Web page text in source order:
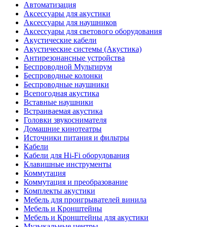
Автоматизация
Аксессуары для акустики
Аксессуары для наушников
Аксессуары для светового оборудования
Акустические кабели
Акустические системы (Акустика)
Антирезонансные устройства
Беспроводной Мультирум
Беспроводные колонки
Беспроводные наушники
Всепогодная акустика
Вставные наушники
Встраиваемая акустика
Головки звукоснимателя
Домашние кинотеатры
Источники питания и фильтры
Кабели
Кабели для Hi-Fi оборудования
Клавишные инструменты
Коммутация
Коммутация и преобразование
Комплекты акустики
Мебель для проигрывателей винила
Мебель и Кронштейны
Мебель и Кронштейны для акустики